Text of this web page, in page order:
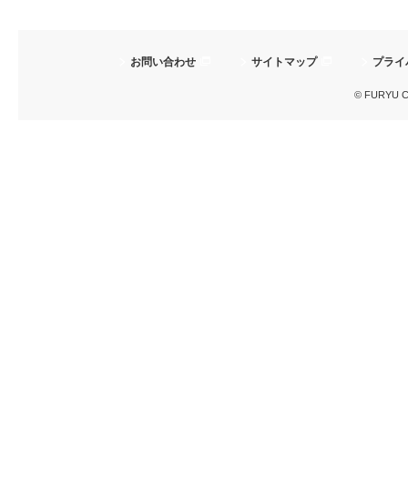
お問い合わせ サイトマップ プラ
© FURYU